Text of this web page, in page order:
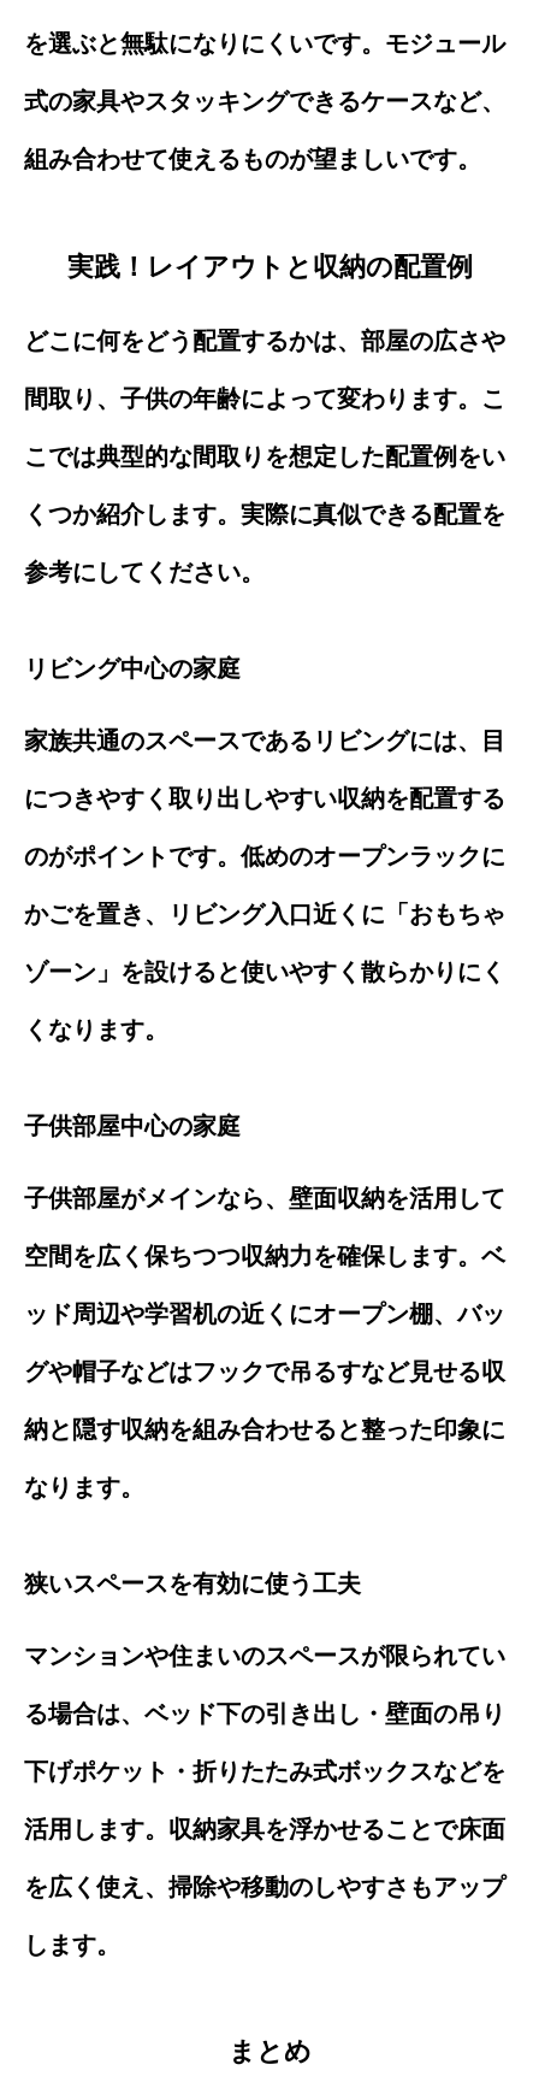
を選ぶと無駄になりにくいです。モジュール
式の家具やスタッキングできるケースなど、
組み合わせて使えるものが望ましいです。
実践！レイアウトと収納の配置例
どこに何をどう配置するかは、部屋の広さや
間取り、子供の年齢によって変わります。こ
こでは典型的な間取りを想定した配置例をい
くつか紹介します。実際に真似できる配置を
参考にしてください。
リビング中心の家庭
家族共通のスペースであるリビングには、目
につきやすく取り出しやすい収納を配置する
のがポイントです。低めのオープンラックに
かごを置き、リビング入口近くに「おもちゃ
ゾーン」を設けると使いやすく散らかりにく
くなります。
子供部屋中心の家庭
子供部屋がメインなら、壁面収納を活用して
空間を広く保ちつつ収納力を確保します。ベ
ッド周辺や学習机の近くにオープン棚、バッ
グや帽子などはフックで吊るすなど見せる収
納と隠す収納を組み合わせると整った印象に
なります。
狭いスペースを有効に使う工夫
マンションや住まいのスペースが限られてい
る場合は、ベッド下の引き出し・壁面の吊り
下げポケット・折りたたみ式ボックスなどを
活用します。収納家具を浮かせることで床面
を広く使え、掃除や移動のしやすさもアップ
します。
まとめ